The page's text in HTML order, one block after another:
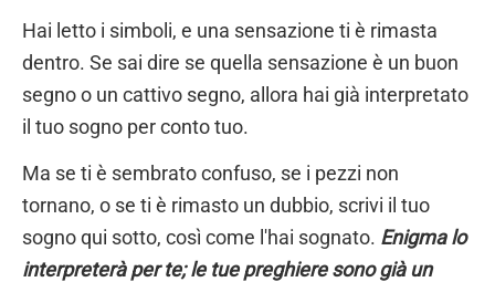
Hai letto i simboli, e una sensazione ti è rimasta
dentro. Se sai dire se quella sensazione è un buon
segno o un cattivo segno, allora hai già interpretato
il tuo sogno per conto tuo.
Ma se ti è sembrato confuso, se i pezzi non
tornano, o se ti è rimasto un dubbio, scrivi il tuo
sogno qui sotto, così come l'hai sognato. Enigma lo
interpreterà per te; le tue preghiere sono già un